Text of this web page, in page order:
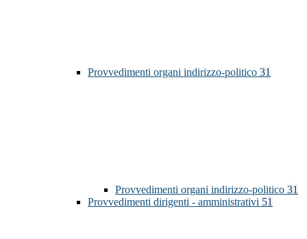
Provvedimenti organi indirizzo-politico 31
Provvedimenti organi indirizzo-politico 31
Provvedimenti dirigenti - amministrativi 51